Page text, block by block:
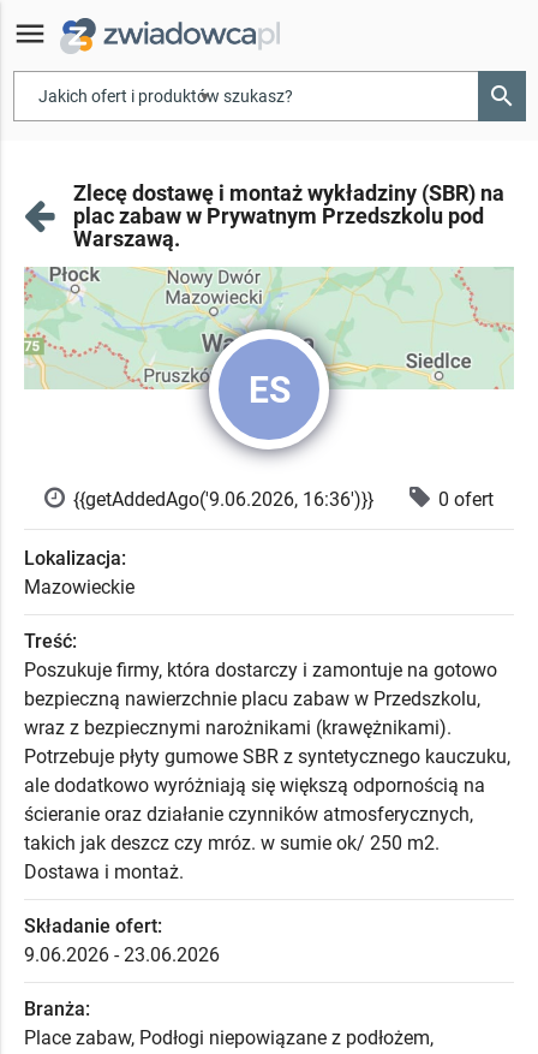
menu
▾ search
Zlecę dostawę i montaż wykładziny (SBR) na
plac zabaw w Prywatnym Przedszkolu pod
Warszawą.
ES
{{getAddedAgo('9.06.2026, 16:36')}} 0 ofert
Lokalizacja:
Mazowieckie
Treść:
Poszukuje firmy, która dostarczy i zamontuje na gotowo
bezpieczną nawierzchnie placu zabaw w Przedszkolu,
wraz z bezpiecznymi narożnikami (krawężnikami).
Potrzebuje płyty gumowe SBR z syntetycznego kauczuku,
ale dodatkowo wyróżniają się większą odpornością na
ścieranie oraz działanie czynników atmosferycznych,
takich jak deszcz czy mróz. w sumie ok/ 250 m2.
Dostawa i montaż.
Składanie ofert:
9.06.2026 - 23.06.2026
Branża:
Place zabaw, Podłogi niepowiązane z podłożem,